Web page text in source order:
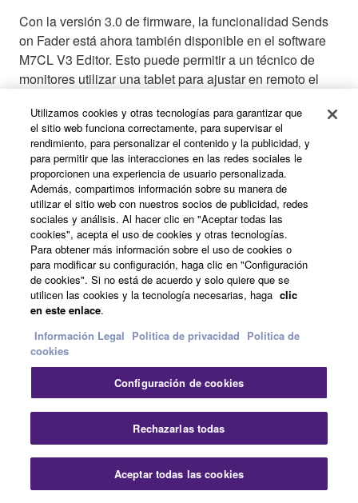
Con la versión 3.0 de firmware, la funcionalidad Sends
on Fader está ahora también disponible en el software
M7CL V3 Editor. Esto puede permitir a un técnico de
monitores utilizar una tablet para ajustar en remoto el
Tenemos la opción de controlar el nivel de Monitor/Cue
utilizando el fader mono o estéreo y el codificador de
nivel de monitores (Monitor Level). Para muchos
técnicos, el fader proporciona mejor indicación visual
del nivel, permitiendo un ajuste más cómodo y preciso.
Cada uno de los buses de mezcla de la M7CL puede
ser rápidamente asignado para operar en mono o en
estéreo. También se dispone de envío pre-EQ, y esto
puede ser una ventaja cuando se utilizan los buses de
mezcla para enviar señal a un sistema de
monitorización intraural (in ear), por ejemplo.
Descargas Contacte con nosotros
Utilizamos cookies y otras tecnologías para garantizar que
el sitio web funciona correctamente, para supervisar el
rendimiento, para personalizar el contenido y la publicidad, y
para permitir que las interacciones en las redes sociales le
proporcionen una experiencia de usuario personalizada.
Además, compartimos información sobre su manera de
utilizar el sitio web con nuestros socios de publicidad, redes
sociales y análisis. Al hacer clic en "Aceptar todas las
cookies", acepta el uso de cookies y otras tecnologías.
Para obtener más información sobre el uso de cookies o
para modificar su configuración, haga clic en "Configuración
de cookies". Si no está de acuerdo y solo quiere que se
utilicen las cookies y la tecnología necesarias, haga clic
en este enlace.
Información Legal Politica de privacidad Política de
cookies
Configuración de cookies
Rechazarlas todas
Aceptar todas las cookies